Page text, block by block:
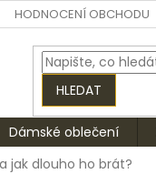
HODNOCENÍ OBCHODU
HLEDAT
Dámské oblečení
jak dlouho ho brát?